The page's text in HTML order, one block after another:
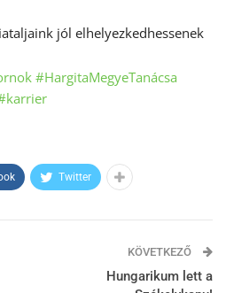
jól elhelyezkedhessenek
#HargitaMegyeTanácsa
Twitter
KÖVETKEZŐ
Hungarikum lett a